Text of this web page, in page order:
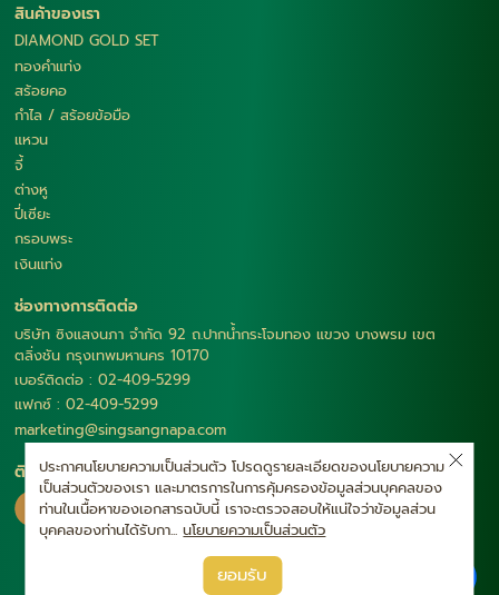
สินค้าของเรา
DIAMOND GOLD SET
ทองคำแท่ง
สร้อยคอ
กำไล / สร้อยข้อมือ
แหวน
จี้
ต่างหู
ปี่เซียะ
กรอบพระ
เงินแท่ง
ช่องทางการติดต่อ
บริษัท ซิงแสงนภา จำกัด 92 ถ.ปากน้ำกระโจมทอง แขวง บางพรม เขต
ตลิ่งชัน กรุงเทพมหานคร 10170
เบอร์ติดต่อ : 02-409-5299
แฟกซ์ : 02-409-5299
marketing@singsangnapa.com
ติดตามเรา
|
ประกาศนโยบายความเป็นส่วนตัว โปรดดูรายละเอียดของนโยบายความ
เป็นส่วนตัวของเรา และมาตรการในการคุ้มครองข้อมูลส่วนบุคคลของ
ท่านในเนื้อหาของเอกสารฉบับนี้ เราจะตรวจสอบให้แน่ใจว่าข้อมูลส่วน
บุคคลของท่านได้รับกา... นโยบายความเป็นส่วนตัว
ยอมรับ